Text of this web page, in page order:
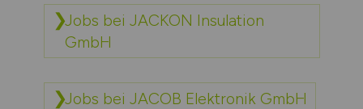
Jobs bei JACKON Insulation
GmbH
Jobs bei JACOB Elektronik GmbH